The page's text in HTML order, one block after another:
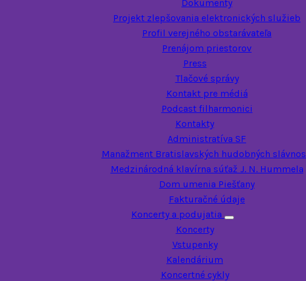
Dokumenty
Projekt zlepšovania elektronických služieb
Profil verejného obstarávateľa
Prenájom priestorov
Press
Tlačové správy
Kontakt pre médiá
Podcast filharmonici
Kontakty
Administratíva SF
Manažment Bratislavských hudobných
Medzinárodná klavírna súťaž J. N. Hummela
Dom umenia Piešťany
Fakturačné údaje
Koncerty a podujatia
Toggle submenu
Koncerty
Vstupenky
Kalendárium
Koncertné cykly